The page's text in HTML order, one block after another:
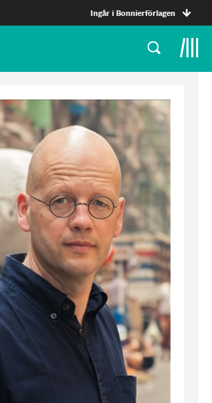
Ingår i Bonnierförlagen